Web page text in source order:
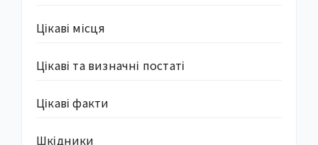
Цікаві місця
Цікаві та визначні постаті
Цікаві факти
Шкідники